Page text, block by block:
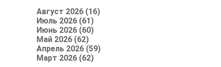
Август 2026 (16)
Июль 2026 (61)
Июнь 2026 (60)
Май 2026 (62)
Апрель 2026 (59)
Март 2026 (62)